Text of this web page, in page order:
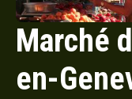
Marché
en-